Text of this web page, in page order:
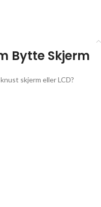
Bytte Skjerm
skjerm eller LCD?